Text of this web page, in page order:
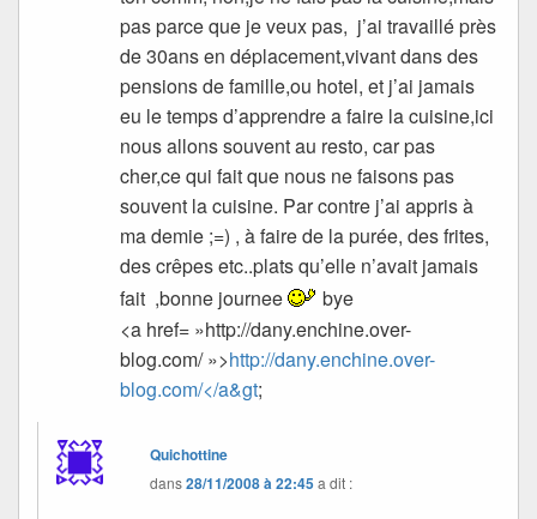
pas parce que je veux pas, j’ai travaillé près
de 30ans en déplacement,vivant dans des
pensions de famille,ou hotel, et j’ai jamais
eu le temps d’apprendre a faire la cuisine,ici
nous allons souvent au resto, car pas
cher,ce qui fait que nous ne faisons pas
souvent la cuisine. Par contre j’ai appris à
ma demie ;=) , à faire de la purée, des frites,
des crêpes etc..plats qu’elle n’avait jamais
fait ,bonne journee
bye
<a href= »http://dany.enchine.over-
blog.com/ »>http://dany.enchine.over-
blog.com/</a&gt;
Quichottine
dans28/11/2008 à 22:45a dit :